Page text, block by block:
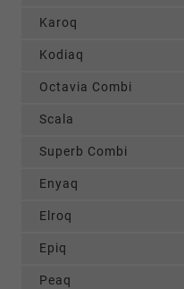
Karoq
Kodiaq
Octavia Combi
Scala
Superb Combi
Enyaq
Elroq
Epiq
Peaq